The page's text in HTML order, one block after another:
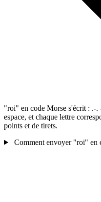
"roi" en code Morse s'écrit : .-.
espace, et chaque lettre
points et de tirets.
Comment envoyer "roi" en